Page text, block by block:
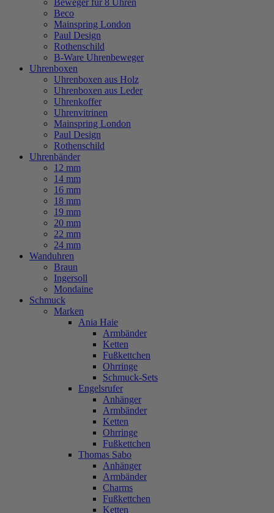
Beweger für 8 Uhren
Beco
Mainspring London
Paul Design
Rothenschild
B-Ware Uhrenbeweger
Uhrenboxen
Uhrenboxen aus Holz
Uhrenboxen aus Leder
Uhrenkoffer
Uhrenvitrinen
Mainspring London
Paul Design
Rothenschild
Uhrenbänder
12 mm
14 mm
16 mm
18 mm
19 mm
20 mm
22 mm
24 mm
Wanduhren
Braun
Ingersoll
Mondaine
Schmuck
Marken
Ania Haie
Armbänder
Ketten
Fußkettchen
Ohrringe
Schmuck-Sets
Engelsrufer
Anhänger
Armbänder
Ketten
Ohrringe
Fußkettchen
Thomas Sabo
Anhänger
Armbänder
Charms
Fußkettchen
Ketten